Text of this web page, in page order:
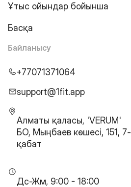
Ұтыс ойындар бойынша
Басқа
Байланысу
+77071371064
support@1fit.app
Алматы қаласы, 'VERUM'
БО, Мыңбаев көшесі, 151, 7-
қабат
Дс-Жм, 9:00 - 18:00